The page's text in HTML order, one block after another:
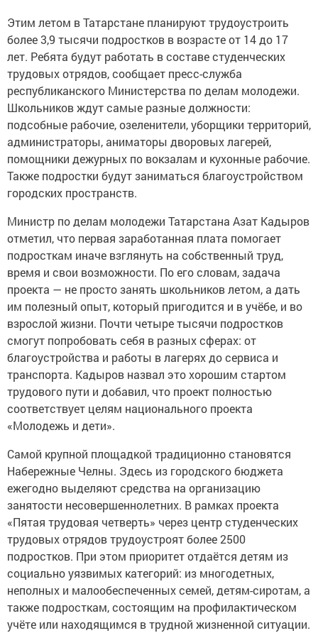
Этим летом в Татарстане планируют трудоустроить
более 3,9 тысячи подростков в возрасте от 14 до 17
лет. Ребята будут работать в составе студенческих
трудовых отрядов, сообщает пресс-служба
республиканского Министерства по делам молодежи.
Школьников ждут самые разные должности:
подсобные рабочие, озеленители, уборщики территорий,
администраторы, аниматоры дворовых лагерей,
помощники дежурных по вокзалам и кухонные рабочие.
Также подростки будут заниматься благоустройством
городских пространств.
Министр по делам молодежи Татарстана Азат Кадыров
отметил, что первая заработанная плата помогает
подросткам иначе взглянуть на собственный труд,
время и свои возможности. По его словам, задача
проекта — не просто занять школьников летом, а дать
им полезный опыт, который пригодится и в учёбе, и во
взрослой жизни. Почти четыре тысячи подростков
смогут попробовать себя в разных сферах: от
благоустройства и работы в лагерях до сервиса и
транспорта. Кадыров назвал это хорошим стартом
трудового пути и добавил, что проект полностью
соответствует целям национального проекта
«Молодежь и дети».
Самой крупной площадкой традиционно становятся
Набережные Челны. Здесь из городского бюджета
ежегодно выделяют средства на организацию
занятости несовершеннолетних. В рамках проекта
«Пятая трудовая четверть» через центр студенческих
трудовых отрядов трудоустроят более 2500
подростков. При этом приоритет отдаётся детям из
социально уязвимых категорий: из многодетных,
неполных и малообеспеченных семей, детям-сиротам, а
также подросткам, состоящим на профилактическом
учёте или находящимся в трудной жизненной ситуации.